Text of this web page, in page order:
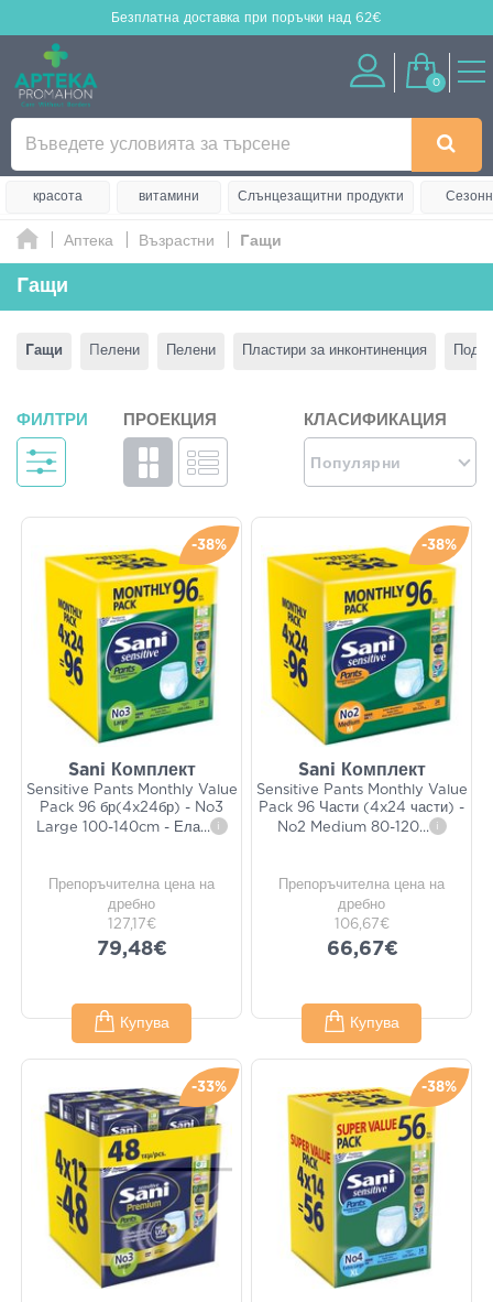
Безплатна доставка при поръчки над 62€
0
красота витамини Слънцезащитни продукти
Аптека Възрастни Γащи
Γащи
Γащи Πелени Пелени Пластири за инконтиненция
ФИЛТРИ ПРОЕКЦИЯ КЛАСИФИКАЦИЯ
Популярни
-38%
Sani Комплект
Sensitive Pants Monthly Value
Pack 96 бр(4x24бр) - No3
Large 100-140cm - Ела... i
Препоръчителна цена на
дребно
127,17€
79,48€
Купува
-38%
Sani Комплект
Sensitive Pants Monthly Value
Pack 96 Части (4x24 части) -
No2 Medium 80-120... i
Препоръчителна цена на
дребно
106,67€
66,67€
Купува
-33% -38%